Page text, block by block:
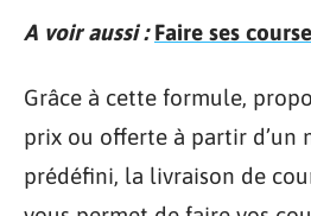
A voir aussi : Faire ses
Grâce à cette formule,
prix ou offerte à partir d’un
prédéfini, la livraison de